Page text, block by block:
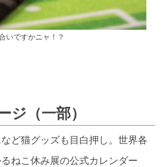
いですかニャ！？
ジ（一部）
ど猫グッズも目白押し。世界各
ねこ休み展の公式カレンダー